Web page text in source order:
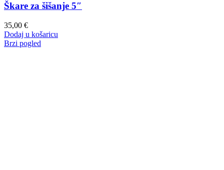
Škare za šišanje 5″
35,00 €
Dodaj u košaricu
Brzi pogled